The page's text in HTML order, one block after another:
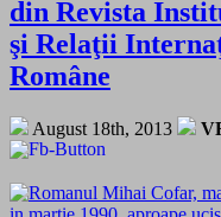
din Revista
şi Relaţii
Române
August 18th, 2013